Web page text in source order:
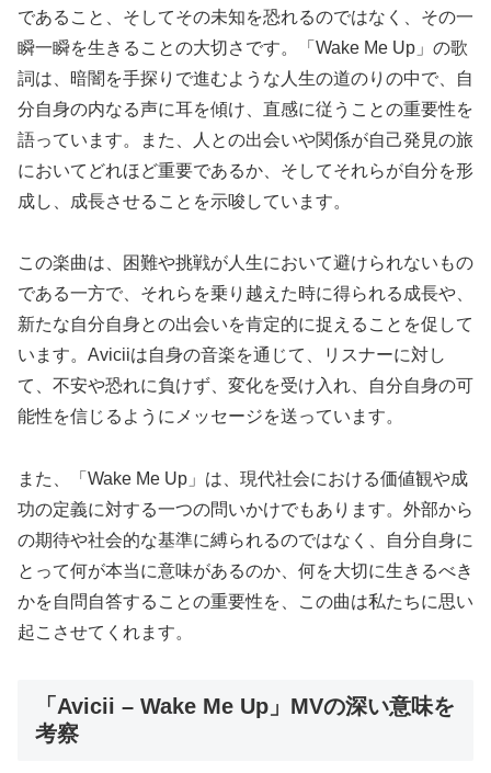
であること、そしてその未知を恐れるのではなく、その一
瞬一瞬を生きることの大切さです。「Wake Me Up」の歌
詞は、暗闇を手探りで進むような人生の道のりの中で、自
分自身の内なる声に耳を傾け、直感に従うことの重要性を
語っています。また、人との出会いや関係が自己発見の旅
においてどれほど重要であるか、そしてそれらが自分を形
成し、成長させることを示唆しています。
この楽曲は、困難や挑戦が人生において避けられないもの
である一方で、それらを乗り越えた時に得られる成長や、
新たな自分自身との出会いを肯定的に捉えることを促して
います。Aviciiは自身の音楽を通じて、リスナーに対し
て、不安や恐れに負けず、変化を受け入れ、自分自身の可
能性を信じるようにメッセージを送っています。
また、「Wake Me Up」は、現代社会における価値観や成
功の定義に対する一つの問いかけでもあります。外部から
の期待や社会的な基準に縛られるのではなく、自分自身に
とって何が本当に意味があるのか、何を大切に生きるべき
かを自問自答することの重要性を、この曲は私たちに思い
起こさせてくれます。
「Avicii – Wake Me Up」MVの深い意味を
考察